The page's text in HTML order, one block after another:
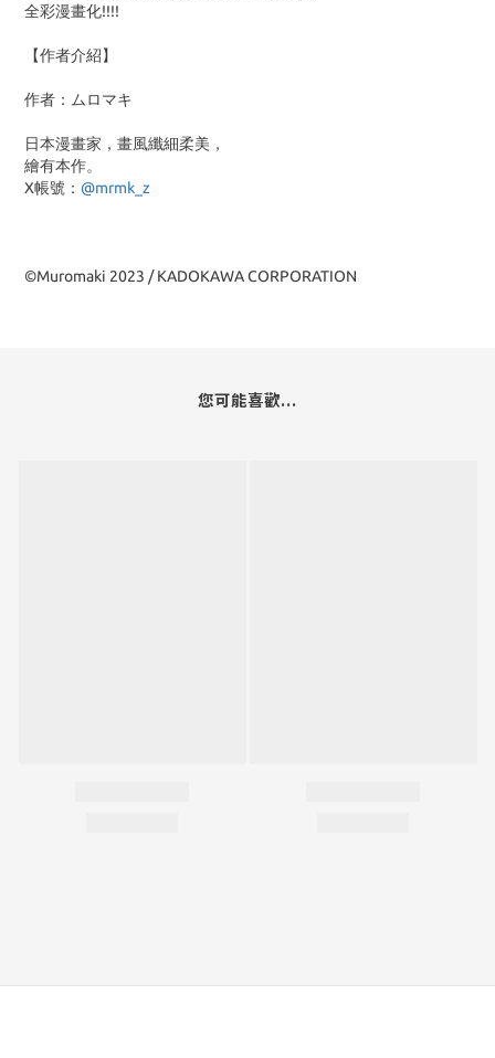
全彩漫畫化!!!!
【作者介紹】
作者：ムロマキ
日本漫畫家，畫風纖細柔美，
繪有本作。
X帳號： @mrmk_z
©Muromaki 2023 / KADOKAWA CORPORATION
您可能喜歡...